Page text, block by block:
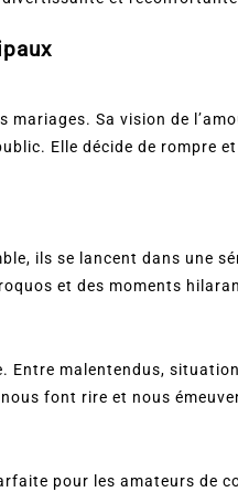
mariages. Sa vision de
Elle décide de rompre et
ils se lancent dans une
et des moments
Entre malentendus,
font rire et nous
pour les amateurs de